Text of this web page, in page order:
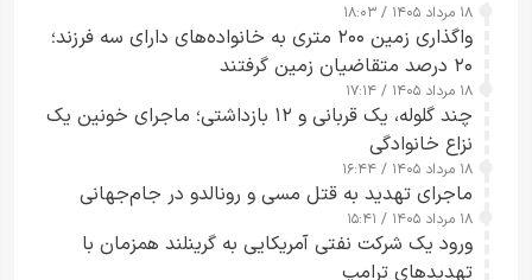
۱۸ مرداد ۱۴۰۵ / ۱۸:۰۳
واگذاری زمین ۲۰۰ متری به خانواده‌های دارای سه فرزند؛
۲۰ درصد متقاضیان زمین گرفتند
۱۸ مرداد ۱۴۰۵ / ۱۷:۱۴
چند گلوله، یک قربانی و ۱۲ بازداشتی؛ ماجرای خونین یک
نزاع خانوادگی
۱۸ مرداد ۱۴۰۵ / ۱۶:۴۴
ماجرای تهدید به قتل مسی و رونالدو در جام‌جهانی
۱۸ مرداد ۱۴۰۵ / ۱۵:۴۱
ورود یک شرکت نفتی آمریکایی به گرینلند همزمان با
تهدیدهای ترامپ